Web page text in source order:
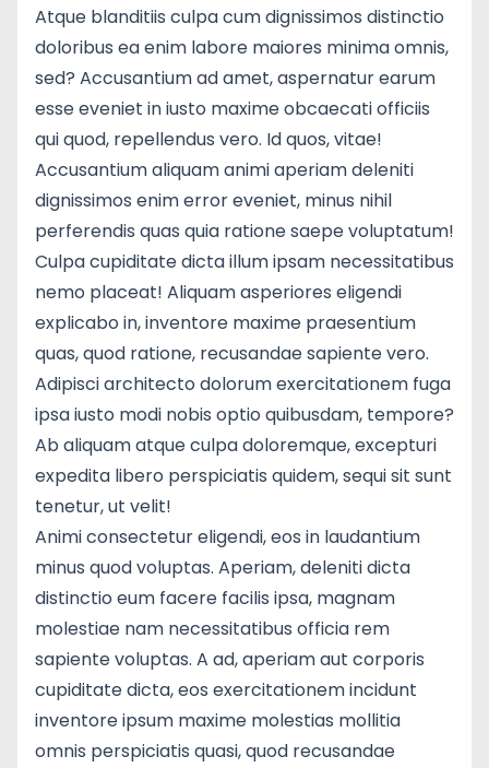
Atque blanditiis culpa cum dignissimos distinctio
doloribus ea enim labore maiores minima omnis,
sed? Accusantium ad amet, aspernatur earum
esse eveniet in iusto maxime obcaecati officiis
qui quod, repellendus vero. Id quos, vitae!
Accusantium aliquam animi aperiam deleniti
dignissimos enim error eveniet, minus nihil
perferendis quas quia ratione saepe voluptatum!
Culpa cupiditate dicta illum ipsam necessitatibus
nemo placeat! Aliquam asperiores eligendi
explicabo in, inventore maxime praesentium
quas, quod ratione, recusandae sapiente vero.
Adipisci architecto dolorum exercitationem fuga
ipsa iusto modi nobis optio quibusdam, tempore?
Ab aliquam atque culpa doloremque, excepturi
expedita libero perspiciatis quidem, sequi sit sunt
tenetur, ut velit!
Animi consectetur eligendi, eos in laudantium
minus quod voluptas. Aperiam, deleniti dicta
distinctio eum facere facilis ipsa, magnam
molestiae nam necessitatibus officia rem
sapiente voluptas. A ad, aperiam aut corporis
cupiditate dicta, eos exercitationem incidunt
inventore ipsum maxime molestias mollitia
omnis perspiciatis quasi, quod recusandae